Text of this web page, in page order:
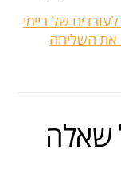
של ביימי
את השליחה
שאלה